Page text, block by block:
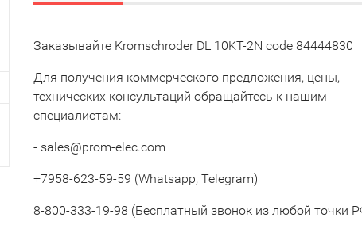
Заказывайте Kromschroder DL 10KT-2N code 84444830
Для получения коммерческого предложения, цены,
технических консультаций обращайтесь к нашим
специалистам:
- sales@prom-elec.com
+7958-623-59-59 (Whatsapp, Telegram)
8-800-333-19-98 (Бесплатный звонок из любой точки